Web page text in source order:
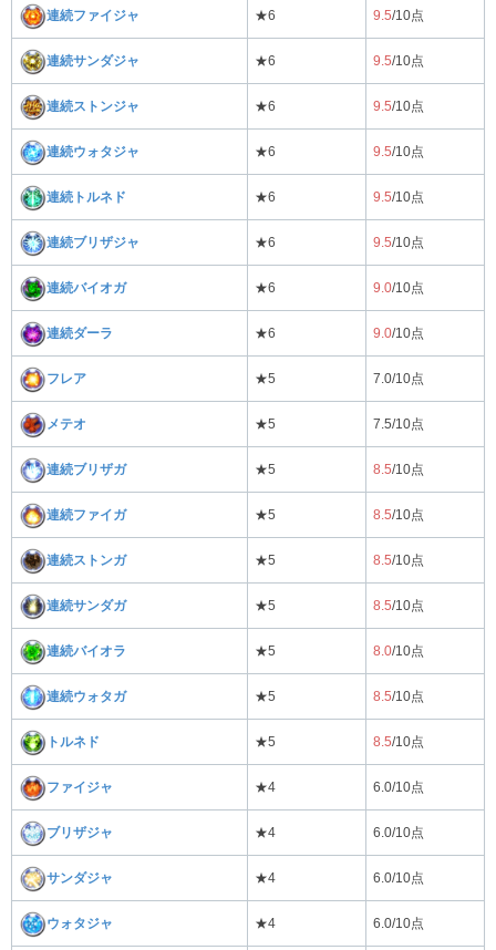
連続ファイジャ ★6 9.5/10点
連続サンダジャ ★6 9.5/10点
連続ストンジャ ★6 9.5/10点
連続ウォタジャ ★6 9.5/10点
連続トルネド ★6 9.5/10点
連続ブリザジャ ★6 9.5/10点
連続バイオガ ★6 9.0/10点
連続ダーラ ★6 9.0/10点
フレア ★5 7.0/10点
メテオ ★5 7.5/10点
連続ブリザガ ★5 8.5/10点
連続ファイガ ★5 8.5/10点
連続ストンガ ★5 8.5/10点
連続サンダガ ★5 8.5/10点
連続バイオラ ★5 8.0/10点
連続ウォタガ ★5 8.5/10点
トルネド ★5 8.5/10点
ファイジャ ★4 6.0/10点
ブリザジャ ★4 6.0/10点
サンダジャ ★4 6.0/10点
ウォタジャ ★4 6.0/10点